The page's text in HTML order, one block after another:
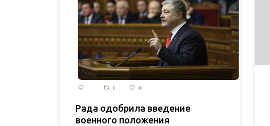
Рада одобрила введение
военного положения